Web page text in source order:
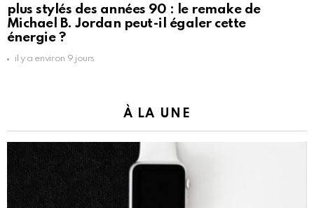
plus stylés des années 90 : le remake de
Michael B. Jordan peut-il égaler cette
énergie ?
il y a environ 9 jours
À LA UNE